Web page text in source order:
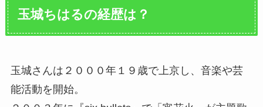
玉城ちはるの経歴は？
玉城さんは２０００年１９歳で上京し、音楽や芸
能活動を開始。